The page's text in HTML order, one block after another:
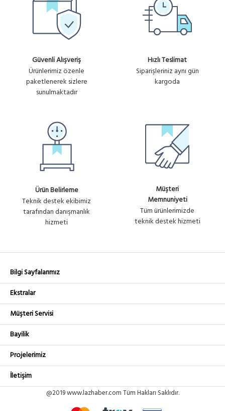
Güvenli Alışveriş
Ürünlerimiz özenle
paketlenerek sizlere
sunulmaktadır
Hızlı Teslimat
Siparişleriniz aynı gün
kargoda
Ürün Belirleme
Teknik destek ekibimiz
tarafından danışmanlık
hizmeti
Müşteri
Memnuniyeti
Tüm ürünlerimizde
teknik destek hizmeti
Bilgi Sayfalarımız
Ekstralar
Müşteri Servisi
Bayilik
Projelerimiz
İletişim
@2019 www.lazhaber.com Tüm Hakları Saklıdır.